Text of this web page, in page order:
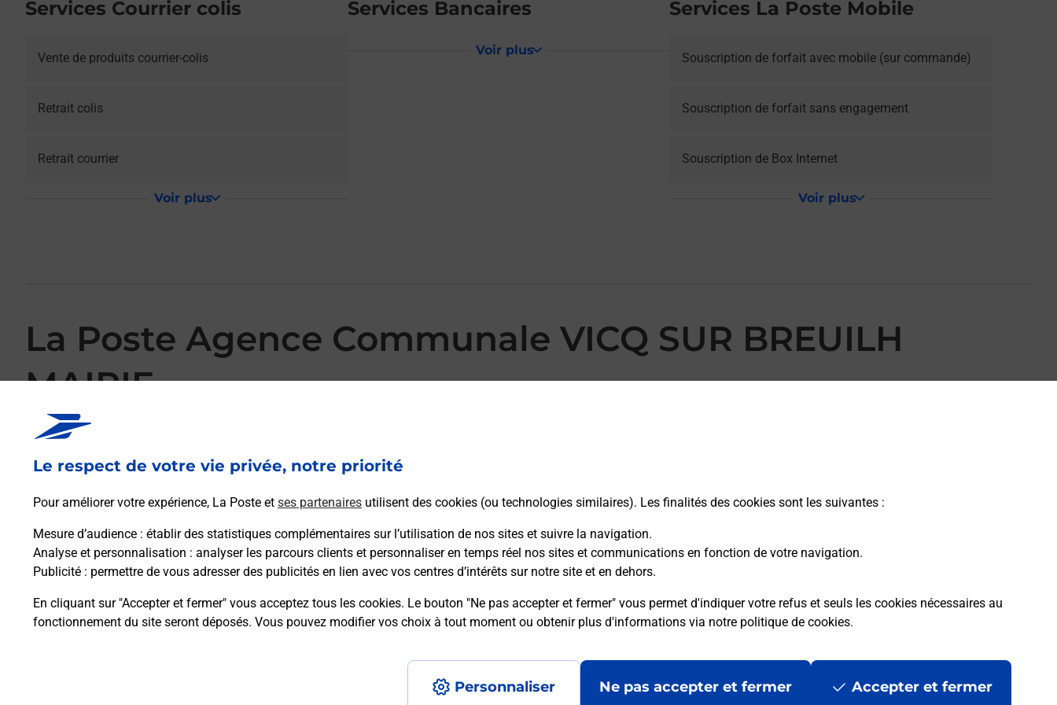
Le respect de votre vie privée, notre priorité
Pour améliorer votre expérience, La Poste et ses partenaires utilisent des cookies (ou technologies similaires). Les finalités des cookies sont les suivantes :
Mesure d’audience : établir des statistiques complémentaires sur l’utilisation de nos sites et suivre la navigation.
Analyse et personnalisation : analyser les parcours clients et personnaliser en temps réel nos sites et communications en fonction de votre navigation.
Publicité : permettre de vous adresser des publicités en lien avec vos centres d’intérêts sur notre site et en dehors.
En cliquant sur "Accepter et fermer" vous acceptez tous les cookies. Le bouton "Ne pas accepter et fermer" vous permet d'indiquer votre refus et seuls les cookies nécessaires au
fonctionnement du site seront déposés. Vous pouvez modifier vos choix à tout moment ou obtenir plus d'informations via notre politique de cookies.
Personnaliser Ne pas accepter et fermer Accepter et fermer
Services Courrier colis
Vente de produits courrier-colis
Retrait colis
Retrait courrier
Voir plus
Services Bancaires
Voir plus
Services La Poste Mobile
Souscription de forfait avec mobile (sur commande)
Souscription de forfait sans engagement
Souscription de Box Internet
Voir plus
La Poste Agence Communale VICQ SUR BREUILH
MAIRIE
Votre point de contact La Poste Agence Communale VICQ SUR BREUILH MAIRIE vous accueille à VICQ SUR BREUILH
pour répondre à vos besoins d'affranchissement Courrier-Colis. Avec laposte.fr, vous pouvez également, sans vous
déplacer, imprimer des timbres personnalisés, des étiquettes colis avec Colissimo, envoyer des lettres
recommandées, des lettres simples ou encore faire suivre votre courrier à votre nouvelle adresse. Le tout quand vous
voulez, où vous voulez.
Découvrez toutes les offres et services en ligne de La Poste